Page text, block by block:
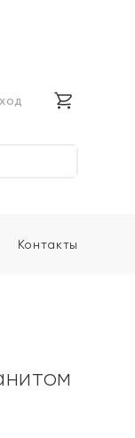
Контакты